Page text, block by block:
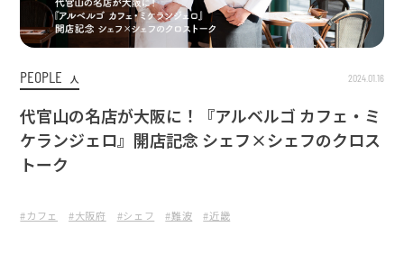
PEOPLE 人 2024.01.16
代官山の名店が大阪に！『アルベルゴ カフェ・ミ
ケランジェロ』開店記念 シェフ×シェフのクロス
トーク
#カフェ #大阪府 #シェフ #難波 #近畿